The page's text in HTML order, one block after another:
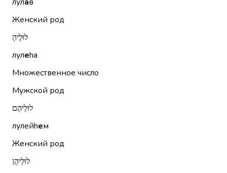
Женский род
לוּלֶיהָ
лулеhа
Множественное число
Мужской род
לוּלֵיהֶם
лулейhем
Женский род
לוּלֵיהֶן